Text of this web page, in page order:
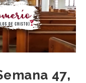
47,